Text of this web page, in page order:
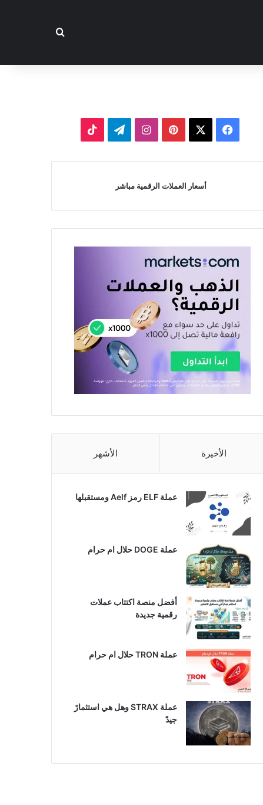
بحث عن
فيسبوك بينتيريستانستقرامتيلقرام
أسعار العملات الرقمية مباشر
الأخيرة الأشهر
عملة ELF رمز Aelf ومستقبلها
عملة DOGE حلال ام حرام
أفضل منصة اكتتاب عملات
رقمية جديدة
عملة TRON حلال ام حرام​
عملة STRAX وهل هي استثمارً
جيدً